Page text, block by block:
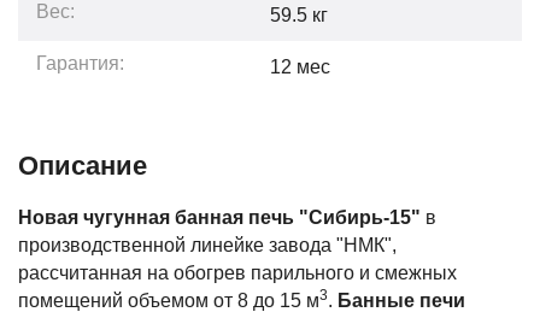
Вес: 59.5 кг
Гарантия: 12 мес
Описание
Новая чугунная банная печь "Сибирь-15" в
производственной линейке завода "НМК",
рассчитанная на обогрев парильного и смежных
помещений объемом от 8 до 15 м3. Банные печи